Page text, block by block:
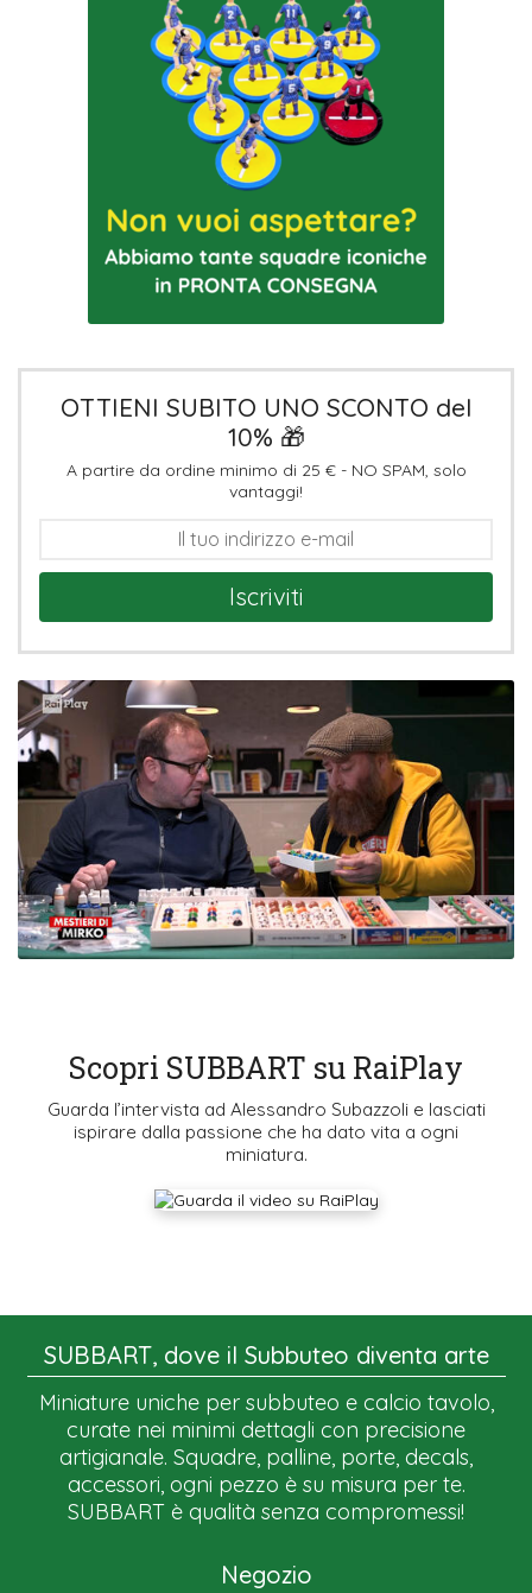
OTTIENI SUBITO UNO SCONTO del
10% 🎁
A partire da ordine minimo di 25 € - NO SPAM, solo
vantaggi!
Iscriviti
Scopri SUBBART su RaiPlay
Guarda l’intervista ad Alessandro Subazzoli e lasciati
ispirare dalla passione che ha dato vita a ogni
miniatura.
SUBBART, dove il Subbuteo diventa arte
Miniature uniche per subbuteo e calcio tavolo,
curate nei minimi dettagli con precisione
artigianale. Squadre, palline, porte, decals,
accessori, ogni pezzo è su misura per te.
SUBBART è qualità senza compromessi!
Negozio